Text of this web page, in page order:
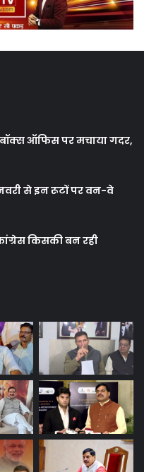
ऑफिस पर मचाया गदर,
से इन रूटों पर वन-वे
किसकी बन रही